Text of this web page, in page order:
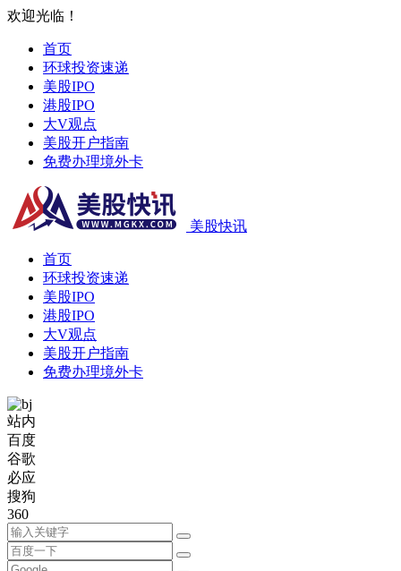
欢迎光临！
首页
环球投资速递
美股IPO
港股IPO
大V观点
美股开户指南
免费办理境外卡
美股快讯
首页
环球投资速递
美股IPO
港股IPO
大V观点
美股开户指南
免费办理境外卡
站内
百度
谷歌
必应
搜狗
360